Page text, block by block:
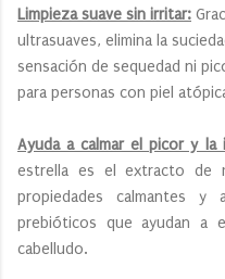
Limpieza suave sin irritar:
ultrasuaves, elimina la
sensación de sequedad ni
para personas con piel
Ayuda a calmar el picor y la
estrella es el extracto de
propiedades calmantes y
prebióticos que ayudan a
cabelludo.